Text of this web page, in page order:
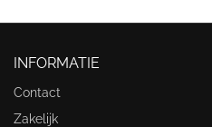
INFORMATIE
Contact
Zakelijk